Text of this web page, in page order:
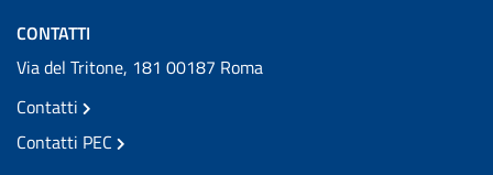
CONTATTI
Via del Tritone, 181 00187 Roma
Contatti
Contatti PEC